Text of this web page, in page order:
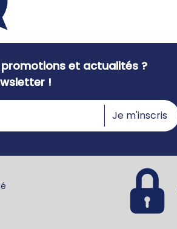
promotions et actualités ?
!
Je m'inscris